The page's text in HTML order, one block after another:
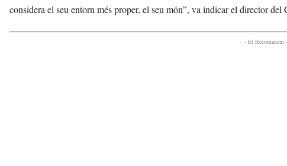
considera el seu entorn més proper, el seu món”, va indicar el director
- Et Recomanem -